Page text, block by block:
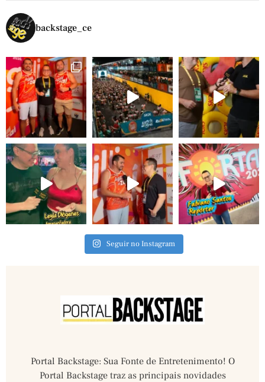
backstage_ce
Seguir no Instagram
Portal Backstage: Sua Fonte de Entretenimento! O
Portal Backstage traz as principais novidades